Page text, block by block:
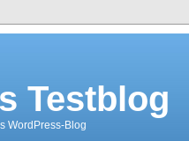
Testblog
WordPress-Blog